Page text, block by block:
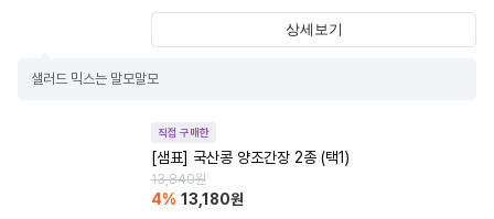
상세보기
샐러드 믹스는 말모말모
직접 구매한
[샘표] 국산콩 양조간장 2종 (택1)
13,840원
4% 13,180원